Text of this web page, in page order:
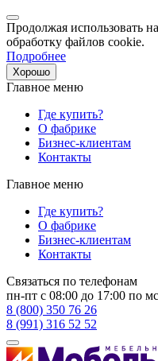
Продолжая использовать
обработку файлов cookie.
Подробнее
Хорошо
Главное меню
Где купить?
О фабрике
Бизнес-клиентам
Контакты
Главное меню
Где купить?
О фабрике
Бизнес-клиентам
Контакты
Связаться по телефонам
пн-пт с 08:00 до 17:00 по
8 (800) 350 76 26
8 (991) 316 52 52